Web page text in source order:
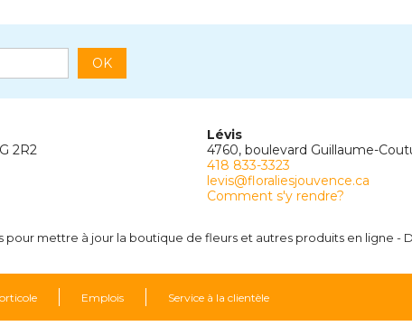
OK
2R2
Lévis
4760, boulevard Guillaume-
418 833-3323
levis@floraliesjouvence.ca
Comment s'y rendre?
mettre à jour la boutique de fleurs et autres produits en ligne -
Emplois Service à la clientèle